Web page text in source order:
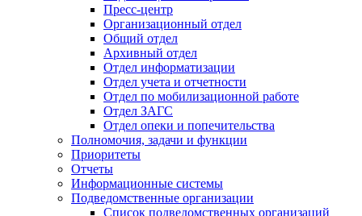
Пресс-центр
Организационный отдел
Общий отдел
Архивный отдел
Отдел информатизации
Отдел учета и отчетности
Отдел по мобилизационной работе
Отдел ЗАГС
Отдел опеки и попечительства
Полномочия, задачи и функции
Приоритеты
Отчеты
Информационные системы
Подведомственные организации
Список подведомственных организаций